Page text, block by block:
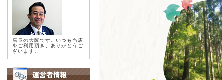
店長の大阪です。いつも当店
をご利用頂き、ありがとうご
ざいます。